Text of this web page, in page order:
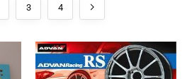
3 4